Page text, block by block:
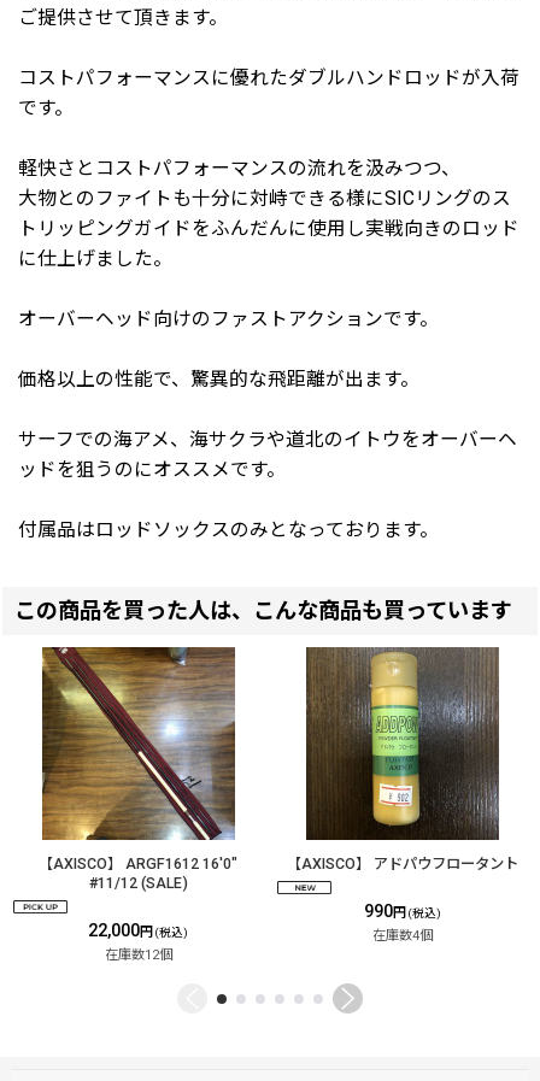
ご提供させて頂きます。
コストパフォーマンスに優れたダブルハンドロッドが入荷
です。
軽快さとコストパフォーマンスの流れを汲みつつ、
大物とのファイトも十分に対峙できる様にSICリングのス
トリッピングガイドをふんだんに使用し実戦向きのロッド
に仕上げました。
オーバーヘッド向けのファストアクションです。
価格以上の性能で、驚異的な飛距離が出ます。
サーフでの海アメ、海サクラや道北のイトウをオーバーヘ
ッドを狙うのにオススメです。
付属品はロッドソックスのみとなっております。
この商品を買った人は、こんな商品も買っています
【AXISCO】 ARGF1612 16'0"
#11/12 (SALE)
22,000円 (税込)
在庫数12個
【AXISCO】 アドパウフロータント
990円 (税込)
在庫数4個